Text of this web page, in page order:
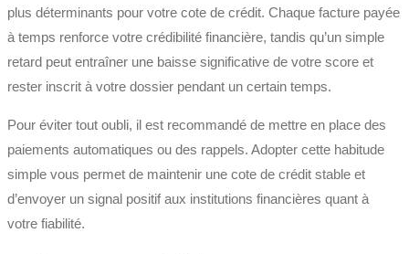
plus déterminants pour votre cote de crédit. Chaque facture payée
à temps renforce votre crédibilité financière, tandis qu’un simple
retard peut entraîner une baisse significative de votre score et
rester inscrit à votre dossier pendant un certain temps.
Pour éviter tout oubli, il est recommandé de mettre en place des
paiements automatiques ou des rappels. Adopter cette habitude
simple vous permet de maintenir une cote de crédit stable et
d’envoyer un signal positif aux institutions financières quant à
votre fiabilité.